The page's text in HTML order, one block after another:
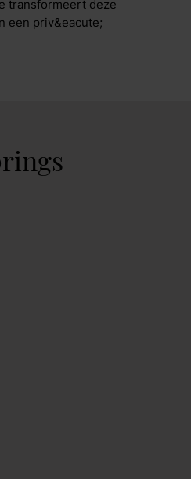
transformeert deze
een priv&eacute;